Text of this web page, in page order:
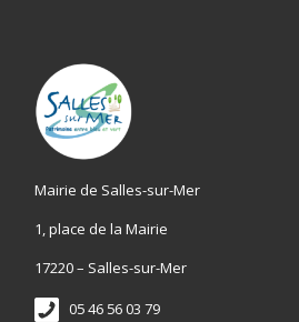
Mairie de Salles-sur-Mer
1, place de la Mairie
17220 – Salles-sur-Mer
05 46 56 03 79